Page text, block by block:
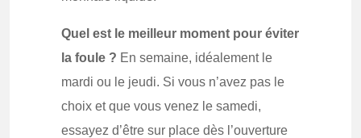
Quel est le meilleur moment pour éviter
la foule ? En semaine, idéalement le
mardi ou le jeudi. Si vous n’avez pas le
choix et que vous venez le samedi,
essayez d’être sur place dès l’ouverture